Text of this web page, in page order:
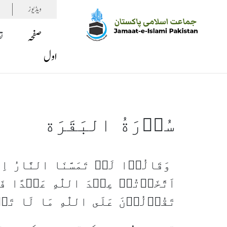
ویڈیوز
صفحہ
اول
سُوۡرَةُ البَقَرَة
وَقَالُوۡا لَنۡ تَمَسَّنَا
اَتَّخَذۡتُمۡ عِنۡدَ اللّٰهِ
تَقُوۡلُوۡنَ عَلَى اللّٰهِ مَا لَا